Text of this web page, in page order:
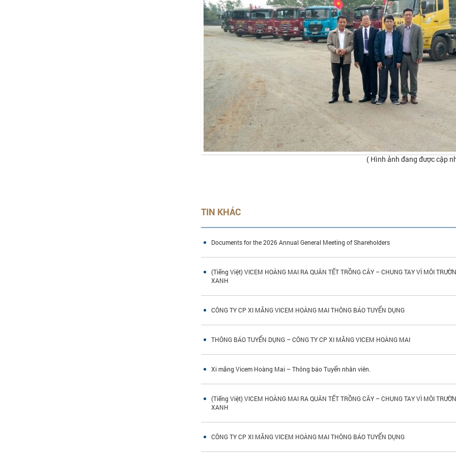
( Hình ảnh đang được cập
TIN KHÁC
Documents for the 2026 Annual General Meeting of Shareholders
(Tiếng Việt) VICEM HOÀNG MAI RA QUÂN TẾT TRỒNG CÂY – CHUNG TAY VÌ MÔI
XANH
CÔNG TY CP XI MĂNG VICEM HOÀNG MAI THÔNG BÁO TUYỂN DỤNG
THÔNG BÁO TUYỂN DỤNG – CÔNG TY CP XI MĂNG VICEM HOÀNG MAI
Xi măng Vicem Hoàng Mai – Thông báo Tuyển nhân viên.
(Tiếng Việt) VICEM HOÀNG MAI RA QUÂN TẾT TRỒNG CÂY – CHUNG TAY VÌ MÔI
XANH
CÔNG TY CP XI MĂNG VICEM HOÀNG MAI THÔNG BÁO TUYỂN DỤNG